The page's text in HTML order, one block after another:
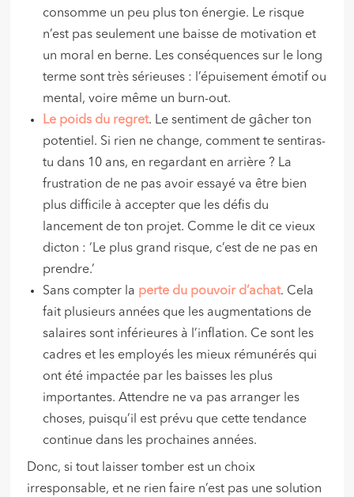
consomme un peu plus ton énergie. Le risque
n’est pas seulement une baisse de motivation et
un moral en berne. Les conséquences sur le long
terme sont très sérieuses : l’épuisement émotif ou
mental, voire même un burn-out.
Le poids du regret. Le sentiment de gâcher ton
potentiel. Si rien ne change, comment te sentiras-
tu dans 10 ans, en regardant en arrière ? La
frustration de ne pas avoir essayé va être bien
plus difficile à accepter que les défis du
lancement de ton projet. Comme le dit ce vieux
dicton : ‘Le plus grand risque, c’est de ne pas en
prendre.’
Sans compter la perte du pouvoir d’achat. Cela
fait plusieurs années que les augmentations de
salaires sont inférieures à l’inflation. Ce sont les
cadres et les employés les mieux rémunérés qui
ont été impactée par les baisses les plus
importantes. Attendre ne va pas arranger les
choses, puisqu’il est prévu que cette tendance
continue dans les prochaines années.
Donc, si tout laisser tomber est un choix
irresponsable, et ne rien faire n’est pas une solution